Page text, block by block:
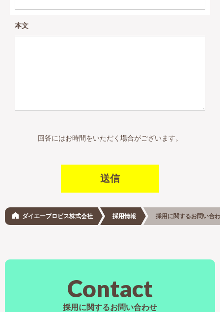
本文
回答にはお時間をいただく場合がございます。
ダイエープロビス株式会社 採用情報 採用に関するお問い合
Contact
採用に関するお問い合わせ